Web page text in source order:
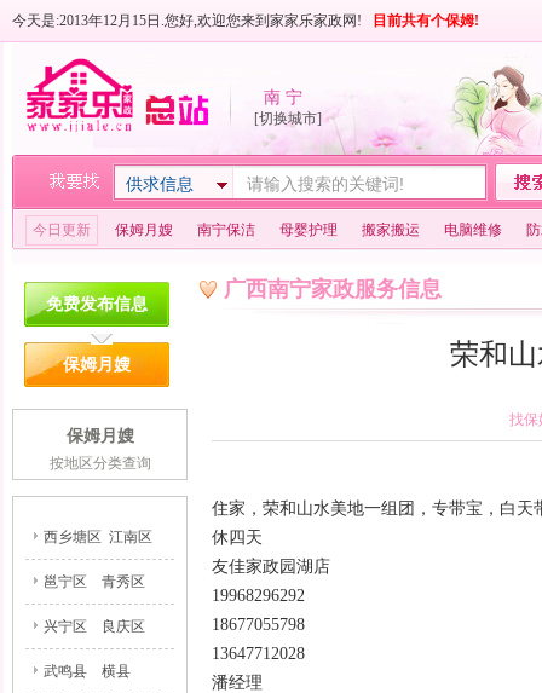
今天是:2013年12月15日.您好,欢迎您来到家家乐家政网! 目前共有个保姆!
南 宁
[切换城市]
供求信息
今日更新 保姆月嫂 南宁保洁 母婴护理 搬家搬运 电脑维修
免费发布信息
保姆月嫂
保姆月嫂
按地区分类查询
西乡塘区 江南区
邕宁区 青秀区
兴宁区 良庆区
武鸣县 横县
广西南宁家政服务信息
荣和
找保
住家，荣和山水美地一组团，专带宝，白
休四天
友佳家政园湖店
19968296292
18677055798
13647712028
潘经理